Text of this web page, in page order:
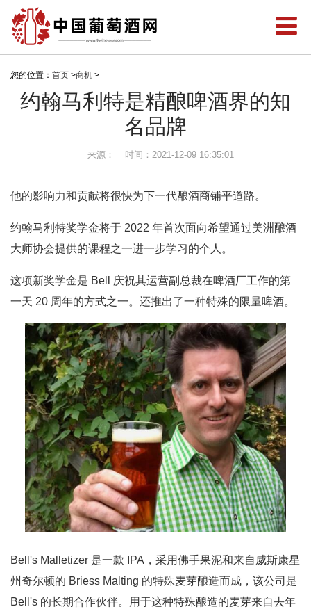
您的位置： 首页 >商机 >
约翰马利特是精酿啤酒界的知
名品牌
来源： 时间：2021-12-09 16:35:01
他的影响力和贡献将很快为下一代酿酒商铺平道路。
约翰马利特奖学金将于 2022 年首次面向希望通过美洲酿酒
大师协会提供的课程之一进一步学习的个人。
这项新奖学金是 Bell 庆祝其运营副总裁在啤酒厂工作的第
一天 20 周年的方式之一。还推出了一种特殊的限量啤酒。
Bell's Malletizer 是一款 IPA，采用佛手果泥和来自威斯康星
州奇尔顿的 Briess Malting 的特殊麦芽酿造而成，该公司是
Bell's 的长期合作伙伴。用于这种特殊酿造的麦芽来自去年